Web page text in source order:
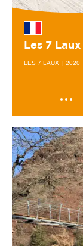
Les 7 Laux
LES 7 LAUX | 2020